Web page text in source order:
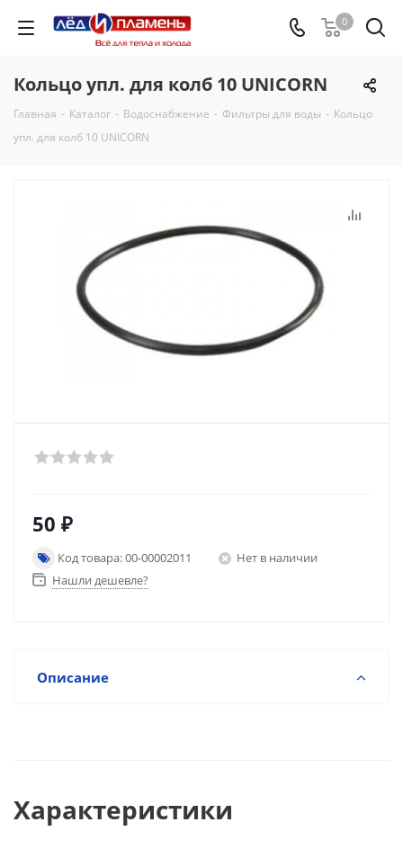
0
Кольцо упл. для колб 10 UNICORN
Главная - Каталог - Водоснабжение - Фильтры для воды - Кольцо
упл. для колб 10 UNICORN
50 ₽
Код товара: 00-00002011
Нет в наличии
Нашли дешевле?
Описание
Характеристики